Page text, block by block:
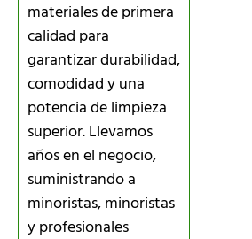
materiales de primera
calidad para
garantizar durabilidad,
comodidad y una
potencia de limpieza
superior. Llevamos
años en el negocio,
suministrando a
minoristas, minoristas
y profesionales